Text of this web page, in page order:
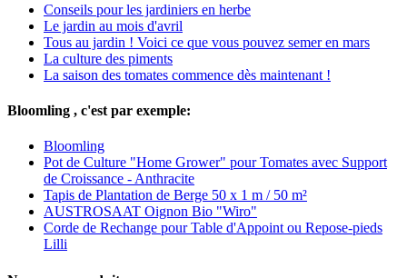
Conseils pour les jardiniers en herbe
Le jardin au mois d'avril
Tous au jardin ! Voici ce que vous pouvez semer en mars
La culture des piments
La saison des tomates commence dès maintenant !
Bloomling , c'est par exemple:
Bloomling
Pot de Culture "Home Grower" pour Tomates avec Support
de Croissance - Anthracite
Tapis de Plantation de Berge 50 x 1 m / 50 m²
AUSTROSAAT Oignon Bio "Wiro"
Corde de Rechange pour Table d'Appoint ou Repose-pieds
Lilli